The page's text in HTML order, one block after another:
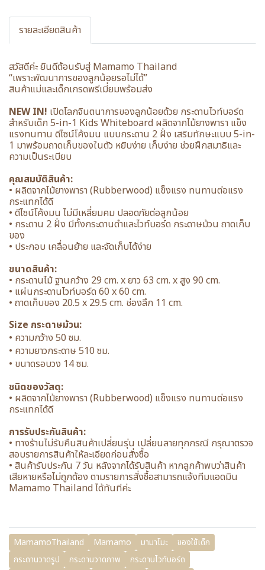
รายละเอียดสินค้า
สวัสดีค่ะ ยินดีต้อนรับสู่ Mamamo Thailand
“เพราะพัฒนาการของลูกน้อยรอไม่ได้”
สินค้าแม่และเด็กเกรดพรีเมี่ยมพร้อมส่ง
NEW IN! เปิดโลกจินตนาการของลูกน้อยด้วย กระดานไวท์บอร์ด
สำหรับเด็ก 5-in-1 Kids Whiteboard ผลิตจากไม้ยางพารา แข็ง
แรงทนทาน ดีไซน์โค้งมน แบบกระดาน 2 ฝั่ง เสริมทักษะแบบ 5-in-
1 มาพร้อมถาดเก็บของในตัว หยิบง่าย เก็บง่าย ช่วยฝึกสมาธิและ
ความเป็นระเบียบ
คุณสมบัติสินค้า:
• ผลิตจากไม้ยางพารา (Rubberwood) แข็งแรง ทนทานต่อแรง
กระแทกได้ดี
• ดีไซน์โค้งมน ไม่มีเหลี่ยมคม ปลอดภัยต่อลูกน้อย
• กระดาน 2 ฝั่ง มีทั้งกระดานดำและไวท์บอร์ด กระดาษม้วน ถาดเก็บ
ของ
• ประกอบ เคลื่อนย้าย และจัดเก็บได้ง่าย
ขนาดสินค้า:
• กระดานไม้ ฐานกว้าง 29 cm. x ยาว 63 cm. x สูง 90 cm.
• แผ่นกระดานไวท์บอร์ด 60 x 60 cm.
• ถาดเก็บของ 20.5 x 29.5 cm. ช่องลึก 11 cm.
Size กระดาษม้วน:
• ความกว้าง 50 ซม.
• ความยาวกระดาษ 510 ซม.
• ขนาดรอบวง 14 ซม.
ชนิดของวัสดุ:
• ผลิตจากไม้ยางพารา (Rubberwood) แข็งแรง ทนทานต่อแรง
กระแทกได้ดี
การรับประกันสินค้า:
• ทางร้านไม่รับคืนสินค้าเปลี่ยนรุ่น เปลี่ยนลายทุกกรณี กรุณาตรวจ
สอบรายการสินค้าให้ละเอียดก่อนสั่งซื้อ
• สินค้ารับประกัน 7 วัน หลังจากได้รับสินค้า หากลูกค้าพบว่าสินค้า
เสียหายหรือไม่ถูกต้อง ตามรายการสั่งซื้อสามารถแจ้งทีมแอดมิน
Mamamo Thailand ได้ทันทีค่ะ
MamamoThailand Mamamo มามาโมะ
ของใช้เด็ก
กระดานวาดรูป
กระดานวาดภาพ
กระดานไวท์บอร์ด